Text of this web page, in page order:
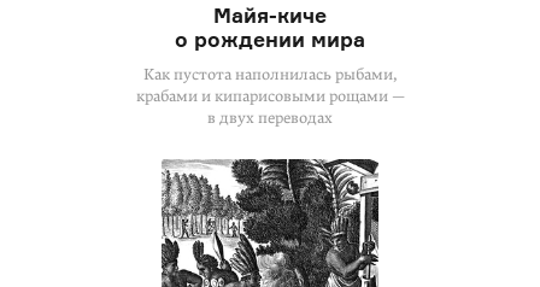
Майя-киче
о рождении мира
Как пустота наполнилась рыбами,
крабами и кипарисовыми рощами —
в двух переводах